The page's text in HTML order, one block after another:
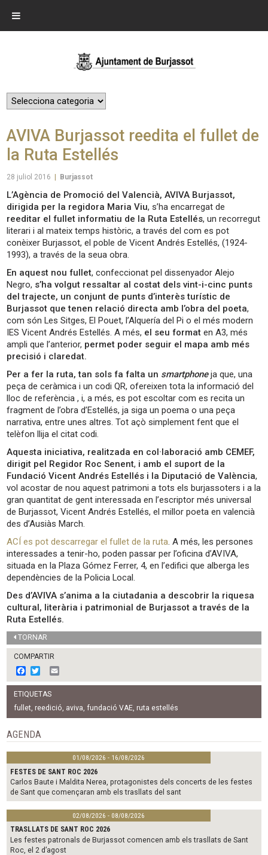
AVIVA Burjassot reedita el fullet de
la Ruta Estellés
28 juliol 2016 Burjassot
L’Agència de Promoció del Valencià, AVIVA Burjassot,
dirigida per la regidora Maria Viu, s’ha encarregat de
reeditar el fullet informatiu de la Ruta Estellés, un recorregut
literari i al mateix temps històric, a través del com es pot
conèixer Burjassot, el poble de Vicent Andrés Estellés, (1924-
1993), a través de la seua obra.
En aquest nou fullet, confeccionat pel dissenyador Alejo
Negro, s’ha volgut ressaltar al costat dels vint-i-cinc punts
del trajecte, un conjunt de punts d’interès turístic de
Burjassot que tenen relació directa amb l’obra del poeta,
com són Les Sitges, El Pouet, l’Alquería del Pi o el més modern
IES Vicent Andrés Estellés. A més, el seu format en A3, més
ampli que l’anterior, permet poder seguir el mapa amb més
precisió i claredat.
Per a fer la ruta, tan sols fa falta un smartphoneja que, una
peça de ceràmica i un codi QR, ofereixen tota la informació del
lloc de referència , i, a més, es pot escoltar com es recita un
fragment de l’obra d’Estellés, ja siga un poema o una peça
narrativa, entre unes altres. Tot açò simplement fent que el
telèfon llija el citat codi.
Aquesta iniciativa, realitzada en col·laboració amb CEMEF,
dirigit pel Regidor Roc Senent, i amb el suport de la
Fundació Vicent Andrés Estellés i la Diputació de València,
vol acostar de nou aquest patrimoni a tots els burjassoters i a la
gran quantitat de gent interessada en l’escriptor més universal
de Burjassot, Vicent Andrés Estellés, el millor poeta en valencià
des d’Ausiàs March.
ACÍ es pot descarregar el fullet de la ruta. A més, les persones
interessades a tenir-ho, poden passar per l’oficina d’AVIVA,
situada en la Plaza Gómez Ferrer, 4, en l’edifici que alberga les
dependències de la Policia Local.
Des d’AVIVA s’anima a la ciutadania a descobrir la riquesa
cultural, literària i patrimonial de Burjassot a través de la
Ruta Estellés.
TORNAR
COMPARTIR
F
a
c
e
b
o
o
k
w
i
t
t
e
m
l
ETIQUETAS
fullet, reedició, aviva,fundació VAE, ruta estellés
AGENDA
01/08/2026 - 16/08/2026
FESTES DE SANT ROC 2026
Carlos Baute i Maldita Nerea, protagonistes dels concerts de les festes
de Sant que començaran amb els trasllats del sant
02/08/2026 - 08/08/2026
TRASLLATS DE SANT ROC 2026
Les festes patronals de Burjassot comencen amb els trasllats de Sant
Roc, el 2 d’agost